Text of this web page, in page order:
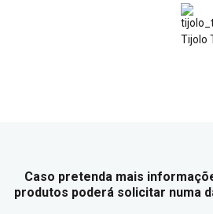
Tijolo
Caso pretenda mais
produtos poderá solicitar numa